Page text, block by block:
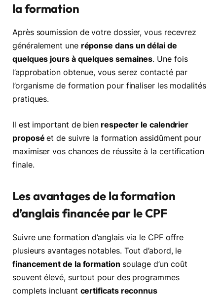
la formation
Après soumission de votre dossier, vous recevrez
généralement une réponse dans un délai de
quelques jours à quelques semaines. Une fois
l’approbation obtenue, vous serez contacté par
l’organisme de formation pour finaliser les modalités
pratiques.
Il est important de bien respecter le calendrier
proposéet de suivre la formation assidûment pour
maximiser vos chances de réussite à la certification
finale.
Les avantages de la formation
d’anglais financée par le CPF
Suivre une formation d’anglais via le CPF offre
plusieurs avantages notables. Tout d’abord, le
financement de la formation soulage d’un coût
souvent élevé, surtout pour des programmes
complets incluant certificats reconnus